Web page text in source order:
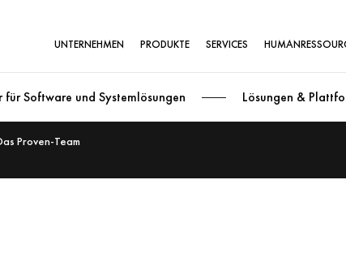
UNTERNEHMEN PRODUKTE SERVICES
für Software und Systemlösungen Lösungen &
Proven-Team